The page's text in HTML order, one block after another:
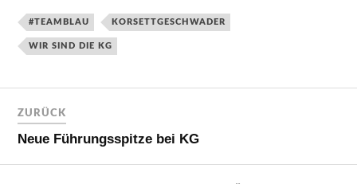
#TEAMBLAU KORSETTGESCHWADER
WIR SIND DIE KG
ZURÜCK
Neue Führungsspitze bei KG